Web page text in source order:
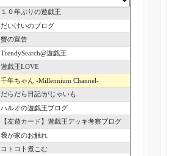
１０年ぶりの遊戯王
だいけいのブログ
蟹の宣告
TrendySearch@遊戯王
遊戯王LOVE
千年ちゃん -Millennium Channel-
だらだら日記/がじゃいも.
ハルオの遊戯王ブログ
【友遊カード】遊戯王デッキ考察ブログ
我が家のお触れ
コトコト煮こむ